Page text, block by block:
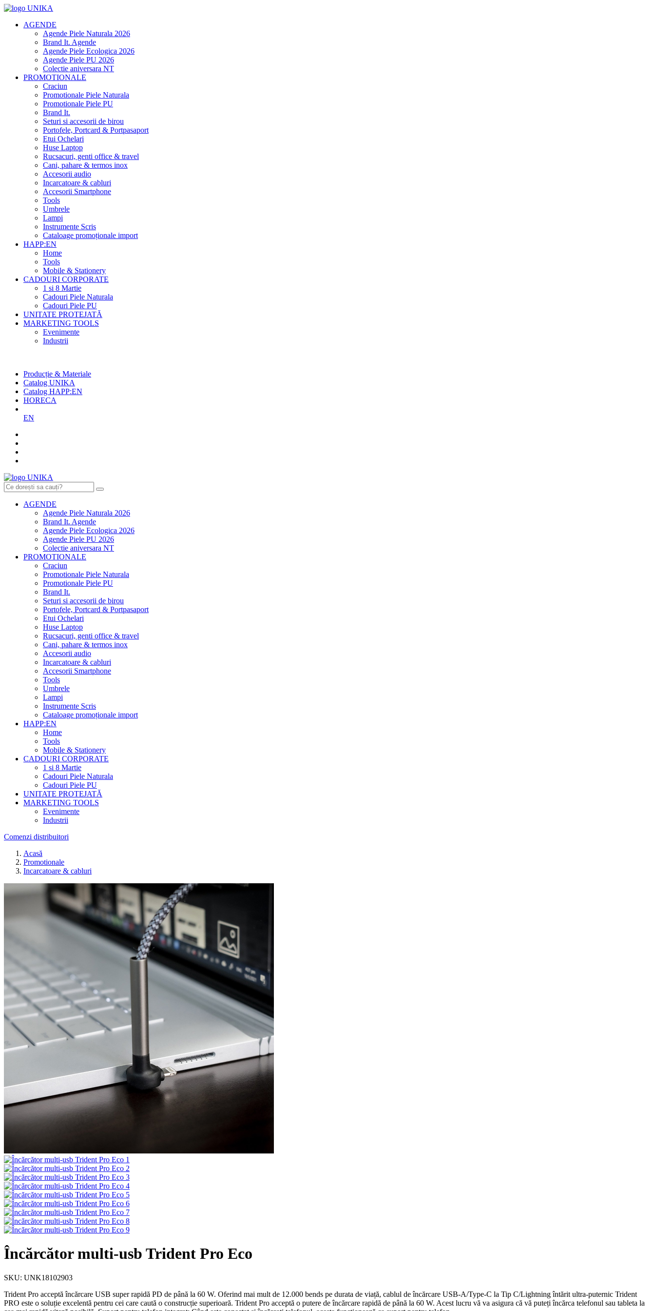
AGENDE
Agende Piele Naturala 2026
Brand It. Agende
Agende Piele Ecologica 2026
Agende Piele PU 2026
Colectie aniversara NT
PROMOTIONALE
Craciun
Promotionale Piele Naturala
Promotionale Piele PU
Brand It.
Seturi si accesorii de birou
Portofele, Portcard & Portpasaport
Etui Ochelari
Huse Laptop
Rucsacuri, genti office & travel
Cani, pahare & termos inox
Accesorii audio
Incarcatoare & cabluri
Accesorii Smartphone
Tools
Umbrele
Lampi
Instrumente Scris
Cataloage promoționale import
HAPP:EN
Home
Tools
Mobile & Stationery
CADOURI CORPORATE
1 si 8 Martie
Cadouri Piele Naturala
Cadouri Piele PU
UNITATE PROTEJATĂ
MARKETING TOOLS
Evenimente
Industrii
Producție & Materiale
Catalog UNIKA
Catalog HAPP:EN
HORECA
EN
AGENDE
Agende Piele Naturala 2026
Brand It. Agende
Agende Piele Ecologica 2026
Agende Piele PU 2026
Colectie aniversara NT
PROMOTIONALE
Craciun
Promotionale Piele Naturala
Promotionale Piele PU
Brand It.
Seturi si accesorii de birou
Portofele, Portcard & Portpasaport
Etui Ochelari
Huse Laptop
Rucsacuri, genti office & travel
Cani, pahare & termos inox
Accesorii audio
Incarcatoare & cabluri
Accesorii Smartphone
Tools
Umbrele
Lampi
Instrumente Scris
Cataloage promoționale import
HAPP:EN
Home
Tools
Mobile & Stationery
CADOURI CORPORATE
1 si 8 Martie
Cadouri Piele Naturala
Cadouri Piele PU
UNITATE PROTEJATĂ
MARKETING TOOLS
Evenimente
Industrii
Comenzi distribuitori
Acasă
Promotionale
Incarcatoare & cabluri
Încărcător multi-usb Trident Pro Eco
SKU: UNK18102903
Trident Pro acceptă încărcare USB super rapidă PD de până la 60 W. Oferind mai mult de 12.000 bends pe durata de viață, cablul de încărcare USB-A/Type-C la Tip C/Lightning întărit ultra-puternic Trident
PRO este o soluție excelentă pentru cei care caută o construcție superioară. Trident Pro acceptă o putere de încărcare rapidă de până la 60 W. Acest lucru vă va asigura că vă puteți încărca telefonul sau tableta la